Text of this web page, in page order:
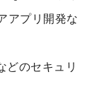
アプリ開発な
どのセキュリ